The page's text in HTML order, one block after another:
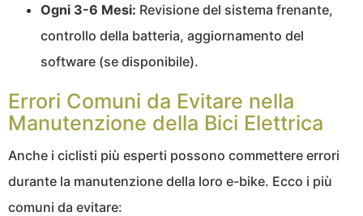
Ogni 3-6 Mesi: Revisione del sistema frenante,
controllo della batteria, aggiornamento del
software (se disponibile).
Errori Comuni da Evitare nella
Manutenzione della Bici Elettrica
Anche i ciclisti più esperti possono commettere errori
durante la manutenzione della loro e-bike. Ecco i più
comuni da evitare: